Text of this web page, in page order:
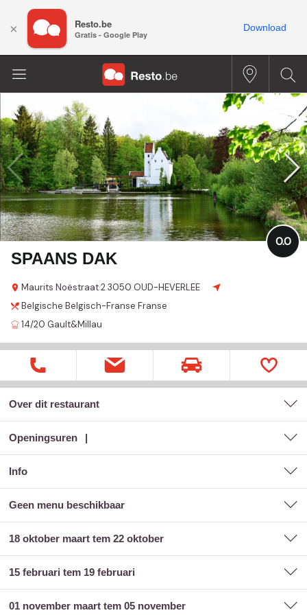
SPAANS DAK
Maurits Noëstraat 23050 OUD-HEVERLEE
0.0
Belgische Belgisch-Franse Franse
14/20 Gault&Millau
Over dit restaurant
Openingsuren
Info
geen menu beschikbaar
18 oktober maart tem 22 oktober
15 februari tem 19 februari
01 november maart tem 05 november
× Resto.be
Gratis - Google Play
Download